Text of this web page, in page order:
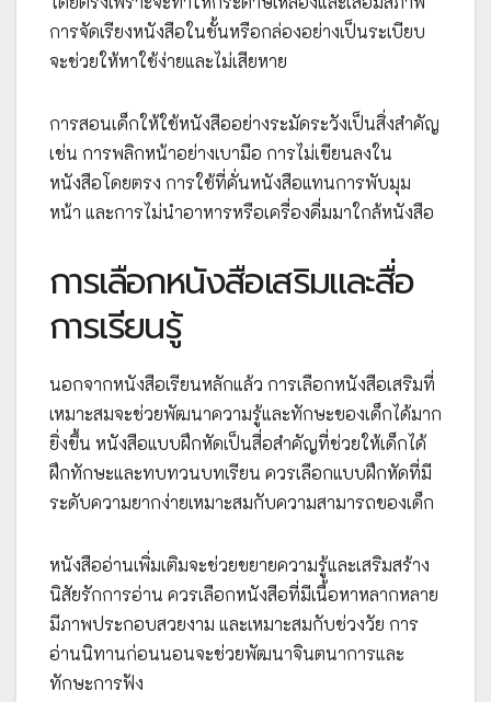
การจัดเรียงหนังสือในชั้นหรือกล่องอย่างเป็นระเบียบ
จะช่วยให้หาใช้ง่ายและไม่เสียหาย
การสอนเด็กให้ใช้หนังสืออย่างระมัดระวังเป็นสิ่งสำคัญ
เช่น การพลิกหน้าอย่างเบามือ การไม่เขียนลงใน
หนังสือโดยตรง การใช้ที่คั่นหนังสือแทนการพับมุม
หน้า และการไม่นำอาหารหรือเครื่องดื่มมาใกล้หนังสือ
การเลือกหนังสือเสริมและสื่อ
การเรียนรู้
นอกจากหนังสือเรียนหลักแล้ว การเลือกหนังสือเสริมที่
เหมาะสมจะช่วยพัฒนาความรู้และทักษะของเด็กได้มาก
ยิ่งขึ้น หนังสือแบบฝึกหัดเป็นสื่อสำคัญที่ช่วยให้เด็กได้
ฝึกทักษะและทบทวนบทเรียน ควรเลือกแบบฝึกหัดที่มี
ระดับความยากง่ายเหมาะสมกับความสามารถของเด็ก
หนังสืออ่านเพิ่มเติมจะช่วยขยายความรู้และเสริมสร้าง
นิสัยรักการอ่าน ควรเลือกหนังสือที่มีเนื้อหาหลากหลาย
มีภาพประกอบสวยงาม และเหมาะสมกับช่วงวัย การ
อ่านนิทานก่อนนอนจะช่วยพัฒนาจินตนาการและ
ทักษะการฟัง